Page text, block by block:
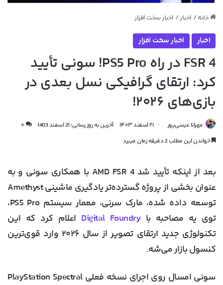
خانه / اخبار / اخبار سخت افزار
اخبار اخبار سخت افزار
FSR 4 در راه PS5 Pro! سونی تأیید
کرد: ارتقای گرافیکی نسل بعدی در
بازی‌های ۲۰۲۶!
مهرانا عیسی‌پور ۲۱ اسفند ۱۴۰۳ آخرین به روز رسانی: 21 اسفند 1403
۰
خواندن این مطلب 2 دقیقه زمان میبرد
بعد از اینکه تأیید شد AMD FSR 4 با همکاری سونی و به
عنوان بخشی از پروژه گسترده‌تریادگیری ماشینی Amethyst
توسعه داده شده، مارک سرنی، معمار سیستم PS5 Pro،
توی یه مصاحبه باDigital Foundry اعلام کرد که این
تکنولوژی جدید ارتقای تصویر از سال ۲۰۲۶ وارد قوی‌ترین
کنسول بازار می‌شه.
سونی امسال روی اجرای نسخه فعلی PlayStation Spectral